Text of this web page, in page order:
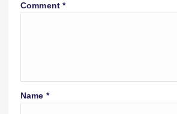
Comment*
Name *